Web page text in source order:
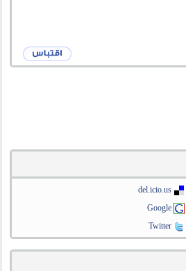
del.icio.us
Google
Twitter